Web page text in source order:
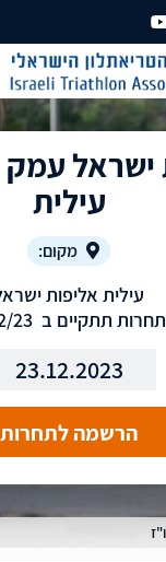
ישראל עמק
עילית
מקום:
עילית אליפות
תתקיים ב 23/12/23
23.12.2023
הרשמה לתחרות